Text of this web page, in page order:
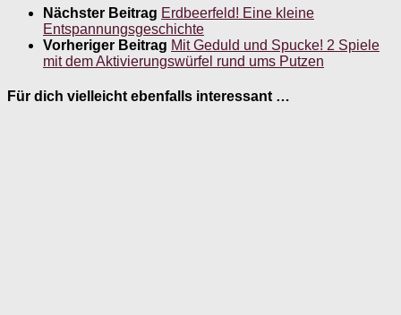
Nächster Beitrag Erdbeerfeld! Eine kleine
Entspannungsgeschichte
Vorheriger Beitrag Mit Geduld und Spucke! 2 Spiele
mit dem Aktivierungswürfel rund ums Putzen
Für dich vielleicht ebenfalls interessant …